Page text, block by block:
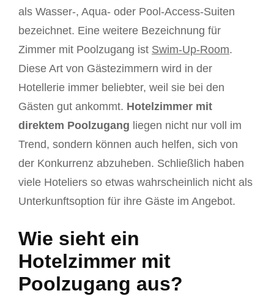
als Wasser-, Aqua- oder Pool-Access-Suiten
bezeichnet. Eine weitere Bezeichnung für
Zimmer mit Poolzugang ist Swim-Up-Room.
Diese Art von Gästezimmern wird in der
Hotellerie immer beliebter, weil sie bei den
Gästen gut ankommt. Hotelzimmer mit
direktem Poolzugang liegen nicht nur voll im
Trend, sondern können auch helfen, sich von
der Konkurrenz abzuheben. Schließlich haben
viele Hoteliers so etwas wahrscheinlich nicht als
Unterkunftsoption für ihre Gäste im Angebot.
Wie sieht ein
Hotelzimmer mit
Poolzugang aus?